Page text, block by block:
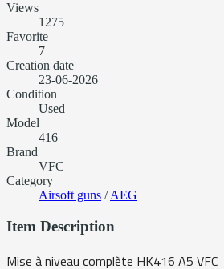
Views
1275
Favorite
7
Creation date
23-06-2026
Condition
Used
Model
416
Brand
VFC
Category
Airsoft guns /AEG
Item Description
Mise à niveau complète HK416 A5 VFC